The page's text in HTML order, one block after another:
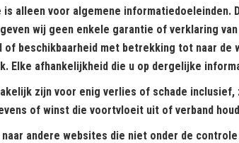
alleen voor algemene
wij geen enkele garantie of verklaring
of beschikbaarheid met betrekking tot naar
Elke afhankelijkheid die u op dergelijke
zijn voor enig verlies of schade
of winst die voortvloeit uit of verband
andere websites die niet onder de